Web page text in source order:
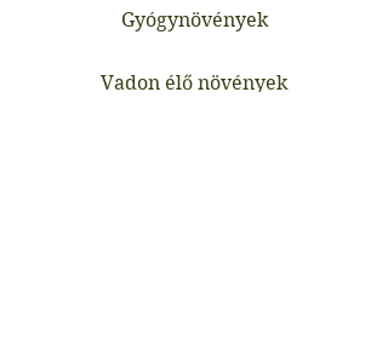
Gyógynövények
Vadon élő növények